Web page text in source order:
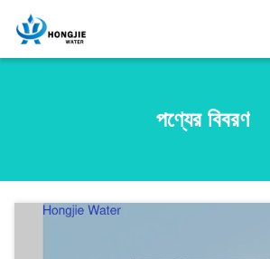
পণ্যের বিবরণ